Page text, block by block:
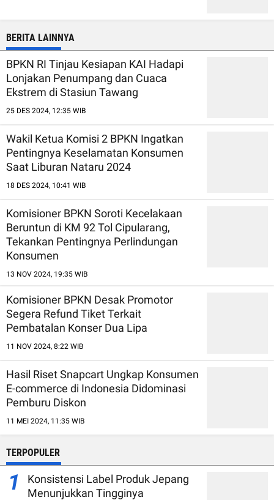
BERITA LAINNYA
BPKN RI Tinjau Kesiapan KAI Hadapi
Lonjakan Penumpang dan Cuaca
Ekstrem di Stasiun Tawang
25 DES 2024, 12:35 WIB
Wakil Ketua Komisi 2 BPKN Ingatkan
Pentingnya Keselamatan Konsumen
Saat Liburan Nataru 2024
18 DES 2024, 10:41 WIB
Komisioner BPKN Soroti Kecelakaan
Beruntun di KM 92 Tol Cipularang,
Tekankan Pentingnya Perlindungan
Konsumen
13 NOV 2024, 19:35 WIB
Komisioner BPKN Desak Promotor
Segera Refund Tiket Terkait
Pembatalan Konser Dua Lipa
11 NOV 2024, 8:22 WIB
Hasil Riset Snapcart Ungkap Konsumen
E-commerce di Indonesia Didominasi
Pemburu Diskon
11 MEI 2024, 11:35 WIB
TERPOPULER
1
Konsistensi Label Produk Jepang
Menunjukkan Tingginya